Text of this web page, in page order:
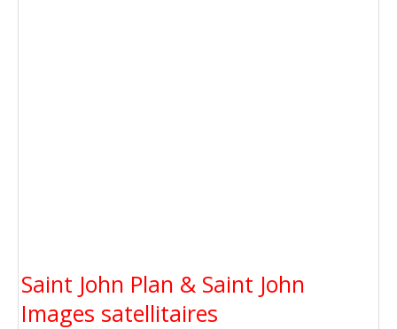
Saint John Plan & Saint John
Images satellitaires